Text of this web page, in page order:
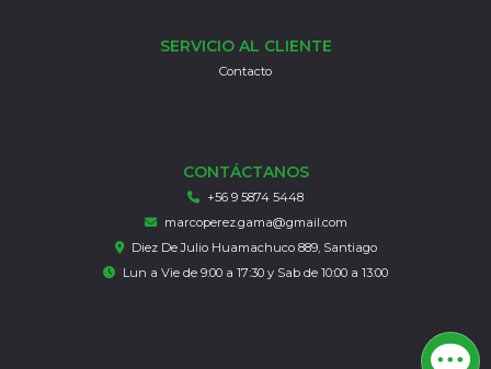
SERVICIO AL CLIENTE
Contacto
CONTÁCTANOS
+56 9 5874 5448
marcoperez.gama@gmail.com
Diez De Julio Huamachuco 889, Santiago
Lun a Vie de 9:00 a 17:30 y Sab de 10:00 a 13:00